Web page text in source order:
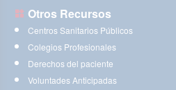
Otros Recursos
Centros Sanitarios Públicos
Colegios Profesionales
Derechos del paciente
Voluntades Anticipadas